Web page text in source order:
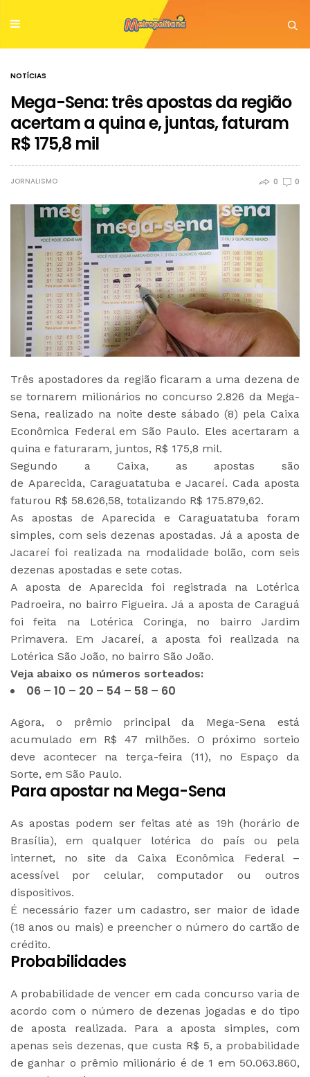
NOTÍCIAS
Mega-Sena: três apostas da região
acertam a quina e, juntas, faturam
R$ 175,8 mil
JORNALISMO 0 0
Três apostadores da região ficaram a uma dezena de
se tornarem milionários no concurso 2.826 da Mega-
Sena, realizado na noite deste sábado (8) pela Caixa
Econômica Federal em São Paulo. Eles acertaram a
quina e faturaram, juntos, R$ 175,8 mil.
Segundo a Caixa, as apostas são
de Aparecida, Caraguatatuba e Jacareí. Cada aposta
faturou R$ 58.626,58, totalizando R$ 175.879,62.
As apostas de Aparecida e Caraguatatuba foram
simples, com seis dezenas apostadas. Já a aposta de
Jacareí foi realizada na modalidade bolão, com seis
dezenas apostadas e sete cotas.
A aposta de Aparecida foi registrada na Lotérica
Padroeira, no bairro Figueira. Já a aposta de Caraguá
foi feita na Lotérica Coringa, no bairro Jardim
Primavera. Em Jacareí, a aposta foi realizada na
Lotérica São João, no bairro São João.
Veja abaixo os números sorteados:
06 – 10 – 20 – 54 – 58 – 60
Agora, o prêmio principal da Mega-Sena está
acumulado em R$ 47 milhões. O próximo sorteio
deve acontecer na terça-feira (11), no Espaço da
Sorte, em São Paulo.
Para apostar na Mega-Sena
As apostas podem ser feitas até as 19h (horário de
Brasília), em qualquer lotérica do país ou pela
internet, no site da Caixa Econômica Federal –
acessível por celular, computador ou outros
dispositivos.
É necessário fazer um cadastro, ser maior de idade
(18 anos ou mais) e preencher o número do cartão de
crédito.
Probabilidades
A probabilidade de vencer em cada concurso varia de
acordo com o número de dezenas jogadas e do tipo
de aposta realizada. Para a aposta simples, com
apenas seis dezenas, que custa R$ 5, a probabilidade
de ganhar o prêmio milionário é de 1 em 50.063.860,